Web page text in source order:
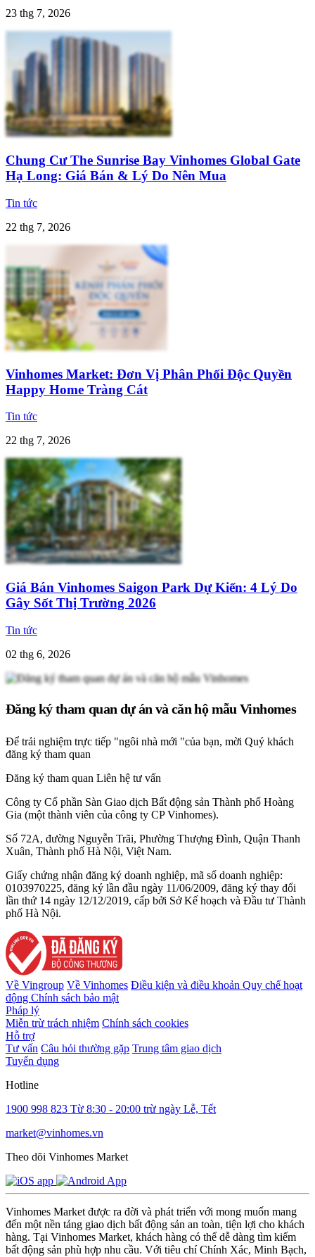
23 thg 7, 2026
Chung Cư The Sunrise Bay Vinhomes Global Gate
Hạ Long: Giá Bán & Lý Do Nên Mua
Tin tức
22 thg 7, 2026
Vinhomes Market: Đơn Vị Phân Phối Độc Quyền
Happy Home Tràng Cát
Tin tức
22 thg 7, 2026
Giá Bán Vinhomes Saigon Park Dự Kiến: 4 Lý Do
Gây Sốt Thị Trường 2026
Tin tức
02 thg 6, 2026
Đăng ký tham quan dự án và căn hộ mẫu Vinhomes
Để trải nghiệm trực tiếp "ngôi nhà mới "của bạn, mời Quý khách
đăng ký tham quan
Đăng ký tham quan Liên hệ tư vấn
Công ty Cổ phần Sàn Giao dịch Bất động sản Thành phố Hoàng
Gia (một thành viên của công ty CP Vinhomes).
Số 72A, đường Nguyễn Trãi, Phường Thượng Đình, Quận Thanh
Xuân, Thành phố Hà Nội, Việt Nam.
Giấy chứng nhận đăng ký doanh nghiệp, mã số doanh nghiệp:
0103970225, đăng ký lần đầu ngày 11/06/2009, đăng ký thay đổi
lần thứ 14 ngày 12/12/2019, cấp bởi Sở Kế hoạch và Đầu tư Thành
phố Hà Nội.
Về Vingroup Về Vinhomes Điều kiện và điều khoản Quy chế hoạt
động Chính sách bảo mật
Pháp lý
Miễn trừ trách nhiệm Chính sách cookies
Hỗ trợ
Tư vấn Câu hỏi thường gặp Trung tâm giao dịch
Tuyển dụng
Hotline
1900 998 823 Từ 8:30 - 20:00 trừ ngày Lễ, Tết
market@vinhomes.vn
Theo dõi Vinhomes Market
Vinhomes Market được ra đời và phát triển với mong muốn mang
đến một nền tảng giao dịch bất động sản an toàn, tiện lợi cho khách
hàng. Tại Vinhomes Market, khách hàng có thể dễ dàng tìm kiếm
bất động sản phù hợp nhu cầu. Với tiêu chí Chính Xác, Minh Bạch,